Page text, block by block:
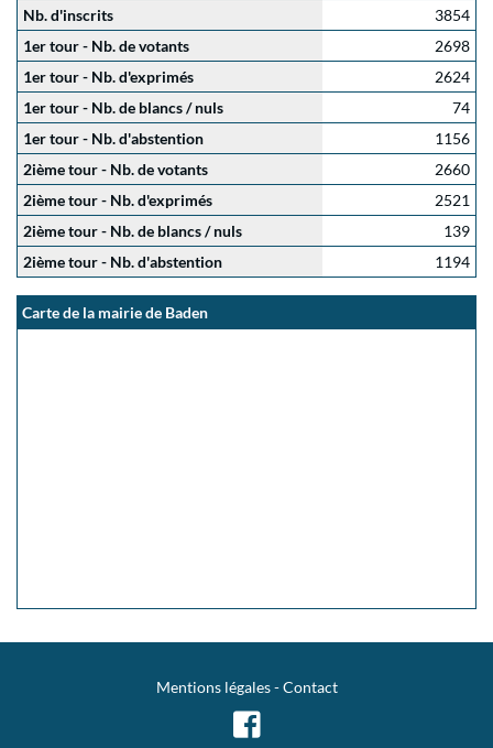
Nb. d'inscrits
3854
1er tour - Nb. de votants
2698
1er tour - Nb. d'exprimés
2624
1er tour - Nb. de blancs / nuls
74
1er tour - Nb. d'abstention
1156
2ième tour - Nb. de votants
2660
2ième tour - Nb. d'exprimés
2521
2ième tour - Nb. de blancs / nuls
139
2ième tour - Nb. d'abstention
1194
Carte de la mairie de Baden
Mentions légales-Contact